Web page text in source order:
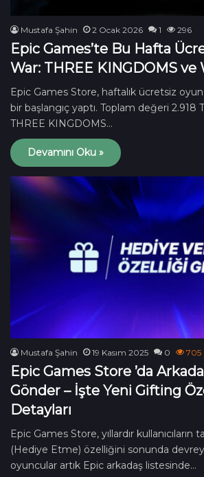
Mustafa Şahin 2 Ocak 2026 1 296
Epic Games’te Bu Hafta
War: THREE KINGDOMS ve
Epic Games Store, haftalık ücretsiz
bir başlangıç yaptı. Toplam değeri 2.918
THREE KINGDOMS…
Devamını Oku »
Mustafa Şahin 19 Kasım 2025 0 705
Epic Games Store ’da
Gönder – İşte Yeni Gifting
Detayları
Epic Games Store, yıllardır
(Hediye Etme) özelliğini sonunda
oyuncular artık Epic arkadaş listesinde…